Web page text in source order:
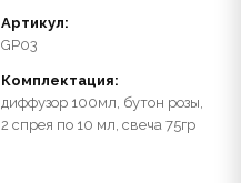
Артикул:
GP03
Комплектация:
диффузор 100мл, бутон розы,
2 спрея по 10 мл, свеча 75гр